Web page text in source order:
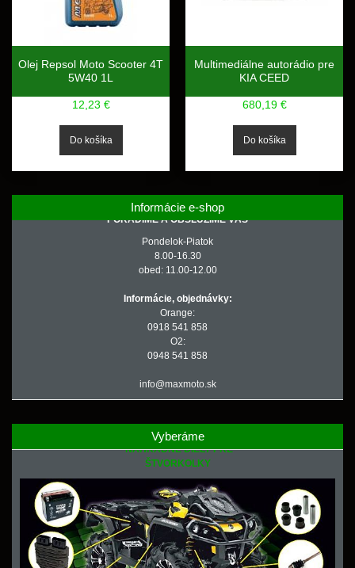
Olej Repsol Moto Scooter 4T
5W40 1L
12,23 €
Multimediálne autorádio pre
KIA CEED
680,19 €
Informácie e-shop
PORADÍME A OBSLÚŽIME VÁS
Pondelok-Piatok
8.00-16.30
obed: 11.00-12.00
Informácie, objednávky:
Orange:
0918 541 858
O2:
0948 541 858
info@maxmoto.sk
Vyberáme
NÁHRADNÉ DIELY PRE
ŠTVORKOLKY